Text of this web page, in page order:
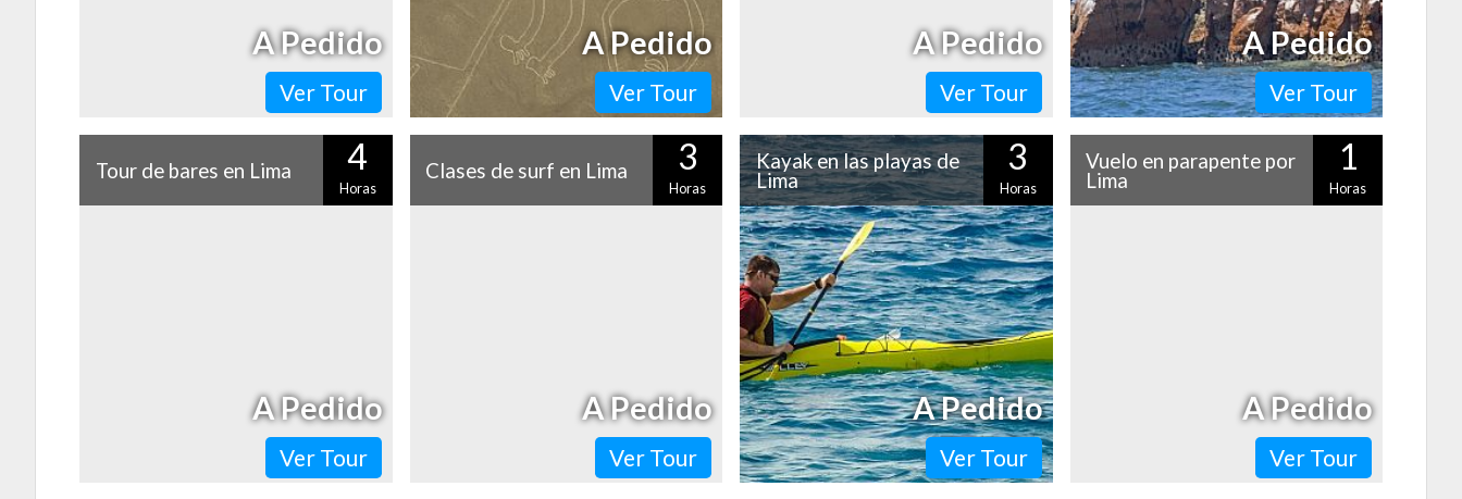
Ver Tour
A Pedido
Ver Tour
A Pedido
Ver Tour
A Pedido
Ver Tour
A Pedido
Tour de bares en Lima 4
Horas
Ver Tour
A Pedido
Clases de surf en Lima 3
Horas
Ver Tour
A Pedido
Kayak en las playas de
Lima
3
Horas
Lima tiene playas para todo, algunas con
buenas olas para surfear y otras
tranquilas para nadar o practicar otros
deportes. Es en esas…
Ver Tour
A Pedido
Vuelo en parapente por
Lima
1
Horas
Ver Tour
A Pedido